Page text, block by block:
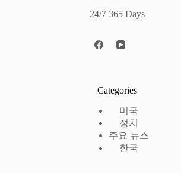
24/7 365 Days
Categories
미국
정치
주요 뉴스
한국